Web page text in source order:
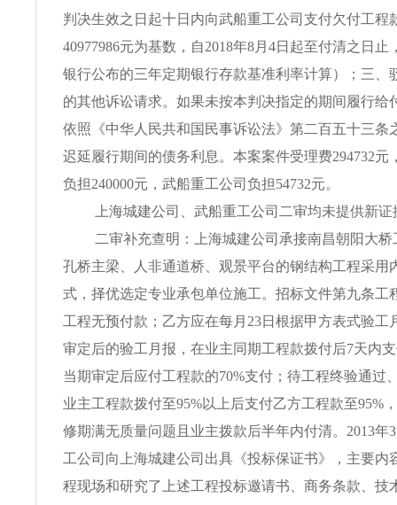
判决生效之日起十日内向武船重工公司支付欠付工程
40977986元为基数，自2018年8月4日起至付清之日止
银行公布的三年定期银行存款基准利率计算）；三、
的其他诉讼请求。如果未按本判决指定的期间履行给
依照《中华人民共和国民事诉讼法》第二百五十三条
迟延履行期间的债务利息。本案案件受理费294732元
负担240000元，武船重工公司负担54732元。
上海城建公司、武船重工公司二审均未提供新证
二审补充查明：上海城建公司承接南昌朝阳大
孔桥主梁、人非通道桥、观景平台的钢结构工程采用
式，择优选定专业承包单位施工。招标文件第九条工
工程无预付款；乙方应在每月23日根据甲方表式验工
审定后的验工月报，在业主同期工程款拨付后7天内
当期审定后应付工程款的70%支付；待工程终验通过
业主工程款拨付至95%以上后支付乙方工程款至95%
修期满无质量问题且业主拨款后半年内付清。2013年
工公司向上海城建公司出具《投标保证书》，主要内
程现场和研究了上述工程投标邀请书、商务条款、技